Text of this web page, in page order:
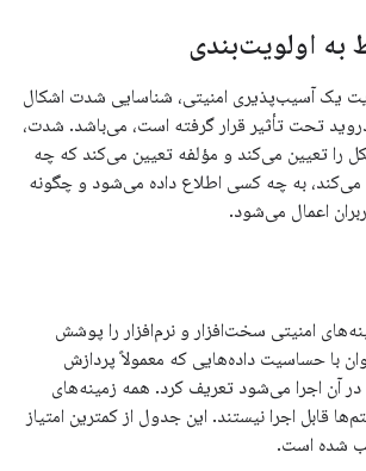
به اولویت‌بندی
یک آسیب‌پذیری امنیتی، شناسایی شدت اشکال
تحت تأثیر قرار گرفته است، می‌باشد. شدت،
را تعیین می‌کند و مؤلفه تعیین می‌کند که چه
به چه کسی اطلاع داده می‌شود و چگونه
اعمال می‌شود.
امنیتی سخت‌افزار و نرم‌افزار را پوشش
با حساسیت داده‌هایی که معمولاً پردازش
آن اجرا می‌شود تعریف کرد. همه زمینه‌های
قابل اجرا نیستند. این جدول از کمترین امتیاز
شده است.